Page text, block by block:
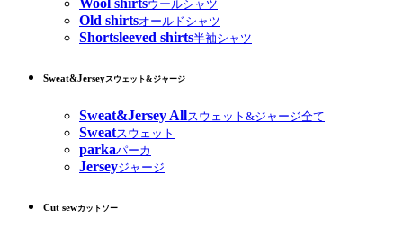
Wool shirtsウールシャツ
Old shirtsオールドシャツ
Shortsleeved shirts半袖シャツ
Sweat&Jerseyスウェット&ジャージ
Sweat&Jersey Allスウェット&ジャージ全て
Sweatスウェット
parkaパーカ
Jerseyジャージ
Cut sewカットソー